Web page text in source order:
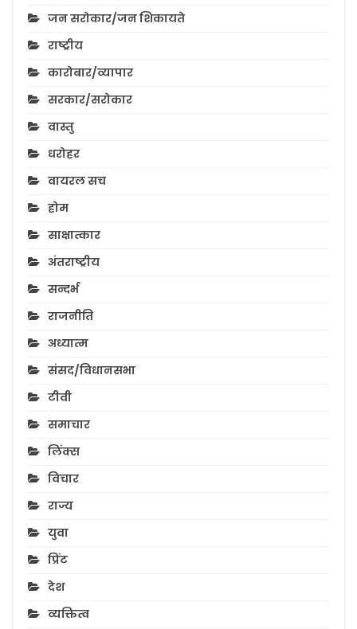
जन सरोकार/जन शिकायते
राष्ट्रीय
कारोबार/व्यापार
सरकार/सरोकार
वास्तु
धरोहर
वायरल सच
होम
साक्षात्कार
अंतराष्ट्रीय
सन्दर्भ
राजनीति
अध्यात्म
संसद/विधानसभा
टीवी
समाचार
लिंक्स
विचार
राज्य
युवा
प्रिंट
देश
व्यक्तित्व